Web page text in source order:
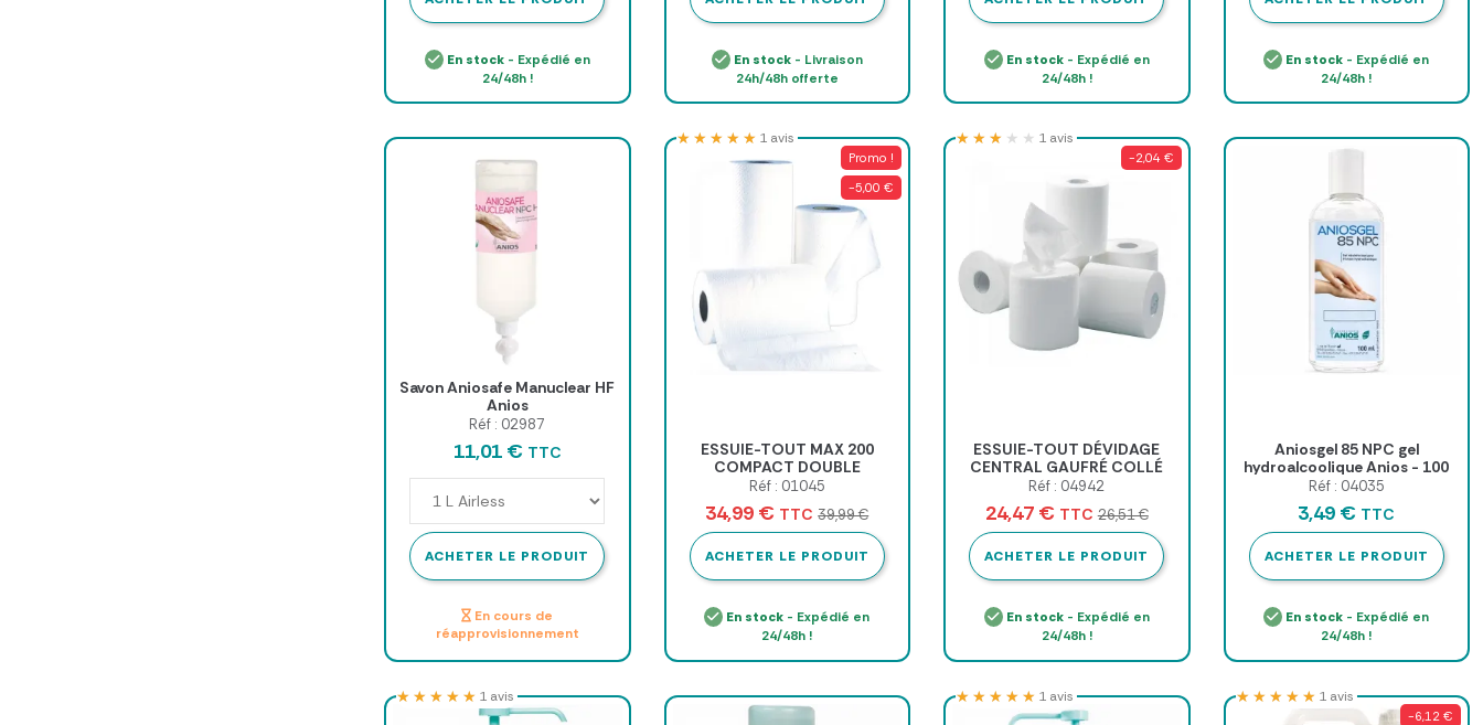
En stock- Expédié en
24/48h !
En stock- Livraison
24h/48h offerte
En stock- Expédié en
24/48h !
En stock - Expédié en
24/48h !
Savon Aniosafe Manuclear HF
Anios
Réf : 02987
11,01 € TTC
ACHETER LE PRODUIT
En cours de
réapprovisionnement
Promo !
-5,00 €
ESSUIE-TOUT MAX 200
COMPACT DOUBLE
ÉPAISSEUR - lot de 12
rouleaux
Réf : 01045
★★★★★
★★★★★ 1 avis
34,99 € TTC 39,99 €
ACHETER LE PRODUIT
En stock - Expédié en
24/48h !
-2,04 €
ESSUIE-TOUT DÉVIDAGE
CENTRAL GAUFRÉ COLLÉ
DOUBLE ÉPAISSEUR - colis de
6 bobines
Réf : 04942
★★★★★
★★★★★ 1 avis
24,47 € TTC 26,51 €
ACHETER LE PRODUIT
En stock- Expédié en
24/48h !
Aniosgel 85 NPC gel
hydroalcoolique Anios - 100
ml
Réf : 04035
3,49 € TTC
ACHETER LE PRODUIT
En stock - Expédié en
24/48h !
★★★★★
★★★★★ 1 avis ★★★★★
★★★★★ 1 avis
-6,12 €
★★★★★
★★★★★ 1 avis